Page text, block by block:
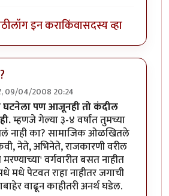
लॉग इन कराकिंवासदस्य व्हा
09/04/2008 20:24
घटनेला पण आजूनही तो कंदील
म्हणजे गेल्या ३-४ वर्षांत तुमच्या
नाही का? सामाजिक ओळखितले
नेते, अभिनेते, राजकारणी वरील
वर्गवारीत बसत नाहीत
मधे पेटवत राहा नाहीतर जगाची
वाढून काहीतरी अनर्थ घडेल.